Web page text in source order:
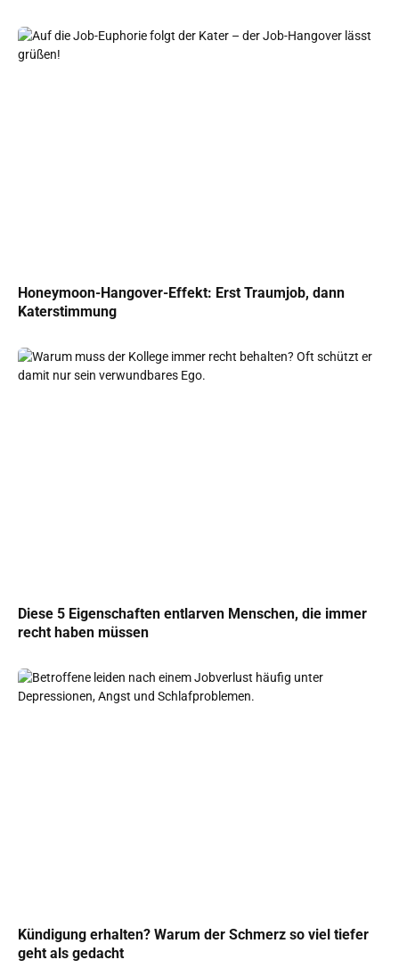
Honeymoon-Hangover-Effekt: Erst Traumjob, dann
Katerstimmung
Diese 5 Eigenschaften entlarven Menschen, die immer
recht haben müssen
Kündigung erhalten? Warum der Schmerz so viel tiefer
geht als gedacht